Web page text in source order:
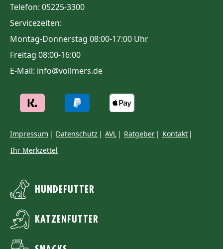
Telefon: 05225-3300
Servicezeiten:
Montag-Donnerstag 08:00-17:00 Uhr
Freitag 08:00-16:00
E-Mail: info@vollmers.de
Impressum Datenschutz AVL Ratgeber
Kontakt
Ihr Merkzettel
HUNDEFUTTER
KATZENFUTTER